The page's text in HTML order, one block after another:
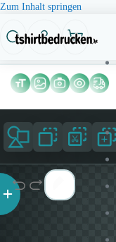
Zum Inhalt springen